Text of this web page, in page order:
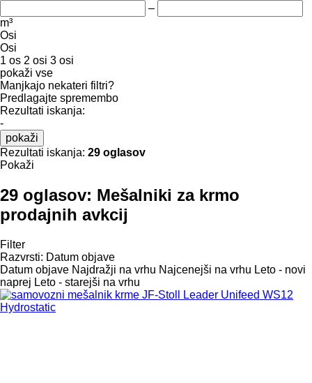
–
m³
Osi
Osi
1 os 2 osi 3 osi
pokaži vse
Manjkajo nekateri filtri?
Predlagajte spremembo
Rezultati iskanja:
-
pokaži
Rezultati iskanja: 29 oglasov
Pokaži
29 oglasov: Mešalniki za krmo
prodajnih avkcij
Filter
Razvrsti: Datum objave
Datum objave Najdražji na vrhu Najcenejši na vrhu Leto - novi
naprej Leto - starejši na vrhu